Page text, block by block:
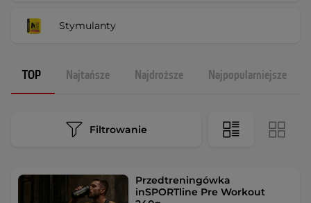
Stymulanty
TOP Najtańsze Najdroższe Najpopularniejsze
Filtrowanie
Przedtreningówka
inSPORTline Pre Workout